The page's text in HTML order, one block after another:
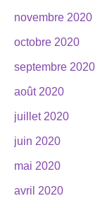
novembre 2020
octobre 2020
septembre 2020
août 2020
juillet 2020
juin 2020
mai 2020
avril 2020